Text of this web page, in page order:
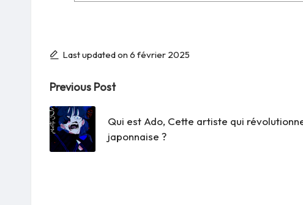
Last updated on 6 février 2025
Post
navigation
Previous Post
Qui est Ado, Cette artiste qui
japonnaise ?